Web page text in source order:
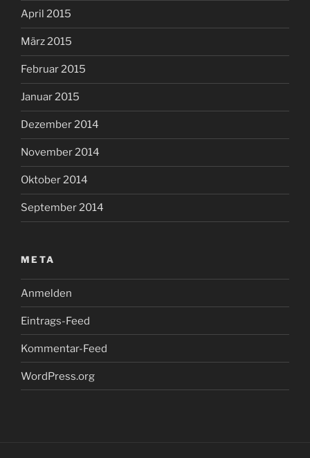
April 2015
März 2015
Februar 2015
Januar 2015
Dezember 2014
November 2014
Oktober 2014
September 2014
META
Anmelden
Eintrags-Feed
Kommentar-Feed
WordPress.org